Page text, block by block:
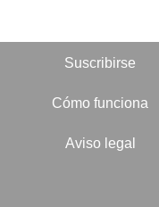
Suscribirse
Cómo funciona
Aviso legal